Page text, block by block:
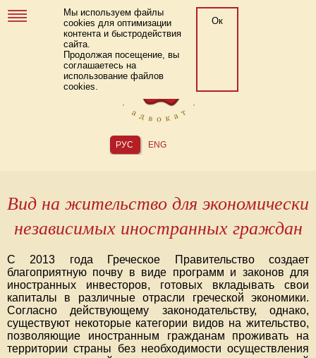
Мы используем файлы
cookies для оптимизации
контента и быстродействия
сайта.
Продолжая посещение, вы
соглашаетесь на
использование файлов
cookies.
Ок
РУС ENG
Вид на жительство для экономически
независимых иностранных граждан
С 2013 года Греческое Правительство создает
благоприятную почву в виде программ и законов для
иностранных инвесторов, готовых вкладывать свои
капиталы в различные отрасли греческой экономики.
Согласно действующему законодательству, однако,
существуют некоторые категории видов на жительство,
позволяющие иностранным гражданам проживать на
территории страны без необходимости осуществления